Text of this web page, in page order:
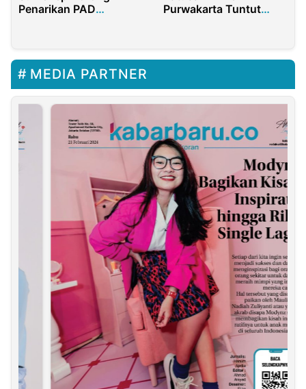
Penarikan PAD
Purwakarta Tuntut
MEDIA PARTNER